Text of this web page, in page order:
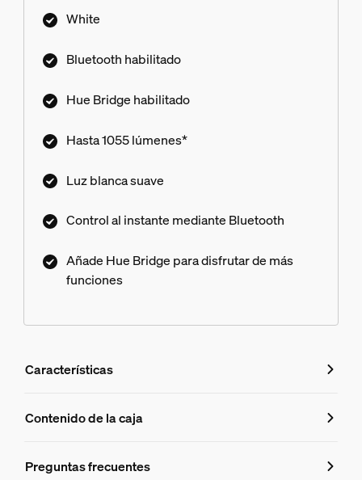
White
Bluetooth habilitado
Hue Bridge habilitado
Hasta 1055 lúmenes*
Luz blanca suave
Control al instante mediante Bluetooth
Añade Hue Bridge para disfrutar de más
funciones
Características
Características
8719514288232
Contenido de la caja
Preguntas frecuentes